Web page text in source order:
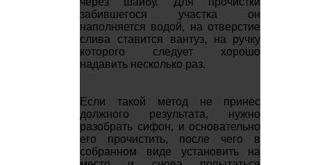
забившегося участка он
наполняется водой, на отверстие
слива ставится вантуз, на ручку
которого следует хорошо
надавить несколько раз.
Если такой метод не принес
должного результата, нужно
разобрать сифон, и основательно
его прочистить, после чего в
собранном виде установить на